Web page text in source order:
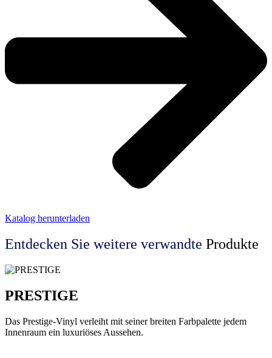
Katalog herunterladen
Entdecken Sie weitere verwandte Produkte
PRESTIGE
Das Prestige-Vinyl verleiht mit seiner breiten Farbpalette jedem
Innenraum ein luxuriöses Aussehen.